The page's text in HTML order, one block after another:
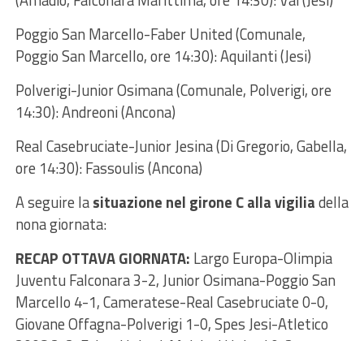
Poggio San Marcello-Faber United (Comunale,
Poggio San Marcello, ore 14:30): Aquilanti (Jesi)
Polverigi-Junior Osimana (Comunale, Polverigi, ore
14:30): Andreoni (Ancona)
Real Casebruciate-Junior Jesina (Di Gregorio, Gabella,
ore 14:30): Fassoulis (Ancona)
A seguire lasituazione nel girone C alla vigiliadella
nona giornata:
RECAP OTTAVA GIORNATA: Largo Europa-Olimpia
Juventu Falconara 3-2, Junior Osimana-Poggio San
Marcello 4-1, Cameratese-Real Casebruciate 0-0,
Giovane Offagna-Polverigi 1-0, Spes Jesi-Atletico